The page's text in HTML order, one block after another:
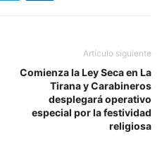
Artículo siguiente
Comienza la Ley Seca en La
Tirana y Carabineros
desplegará operativo
especial por la festividad
religiosa